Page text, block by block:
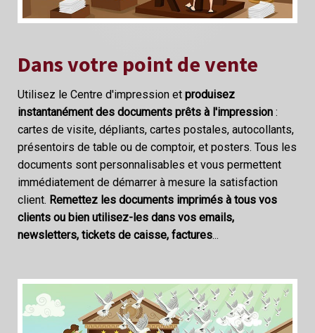
Dans votre point de vente
Utilisez le Centre d'impression et produisez
instantanément des documents prêts à l'impression :
cartes de visite, dépliants, cartes postales, autocollants,
présentoirs de table ou de comptoir, et posters. Tous les
documents sont personnalisables et vous permettent
immédiatement de démarrer à mesure la satisfaction
client. Remettez les documents imprimés à tous vos
clients ou bien utilisez-les dans vos emails,
newsletters, tickets de caisse, factures...